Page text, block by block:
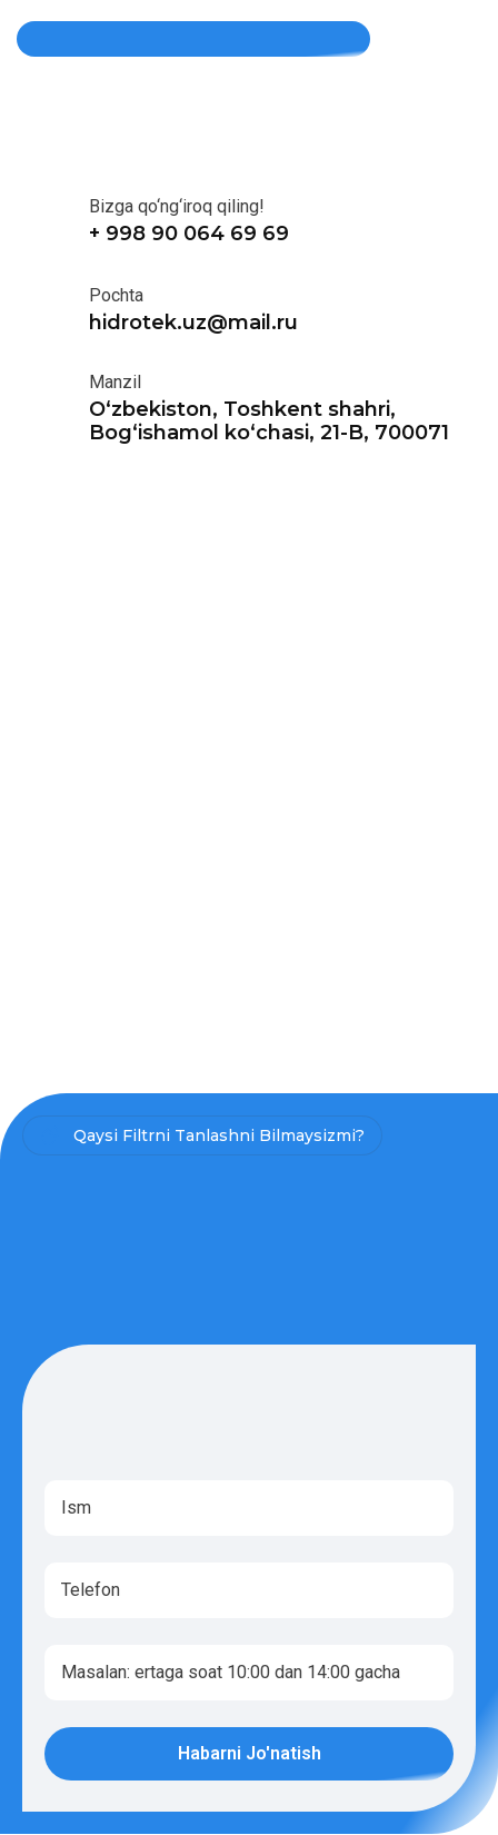
Bizga qo‘ng‘iroq qiling!
+ 998 90 064 69 69
Pochta
hidrotek.uz@mail.ru
Manzil
O‘zbekiston, Toshkent shahri,
Bog‘ishamol ko‘chasi, 21-B, 700071
Qaysi Filtrni Tanlashni Bilmaysizmi?
Habarni Jo'natish